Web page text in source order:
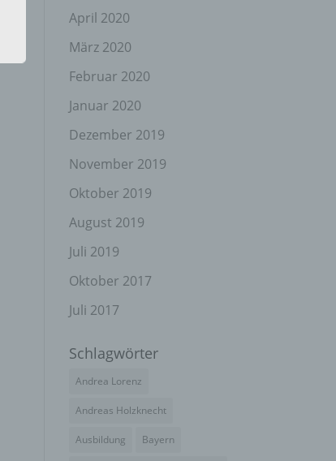
April 2020
März 2020
Februar 2020
Januar 2020
Dezember 2019
November 2019
Oktober 2019
August 2019
Juli 2019
Oktober 2017
Juli 2017
Schlagwörter
Andrea Lorenz
Andreas Holzknecht
Ausbildung Bayern